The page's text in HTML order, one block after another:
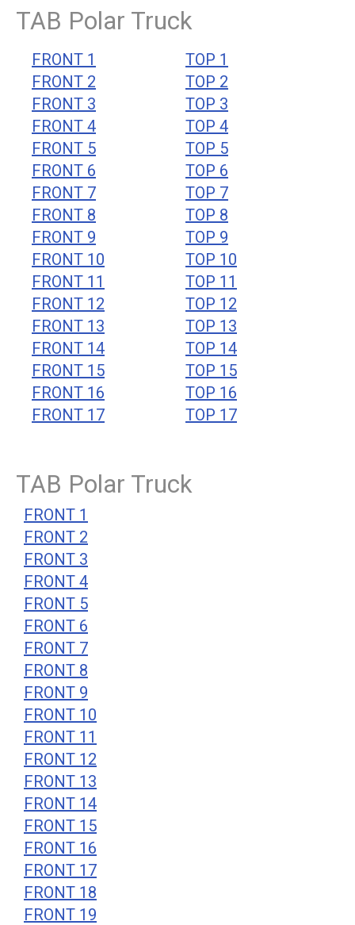
TAB Polar Truck
FRONT 1
FRONT 2
FRONT 3
FRONT 4
FRONT 5
FRONT 6
FRONT 7
FRONT 8
FRONT 9
FRONT 10
FRONT 11
FRONT 12
FRONT 13
FRONT 14
FRONT 15
FRONT 16
FRONT 17
TOP 1
TOP 2
TOP 3
TOP 4
TOP 5
TOP 6
TOP 7
TOP 8
TOP 9
TOP 10
TOP 11
TOP 12
TOP 13
TOP 14
TOP 15
TOP 16
TOP 17
TAB Polar Truck
FRONT 1
FRONT 2
FRONT 3
FRONT 4
FRONT 5
FRONT 6
FRONT 7
FRONT 8
FRONT 9
FRONT 10
FRONT 11
FRONT 12
FRONT 13
FRONT 14
FRONT 15
FRONT 16
FRONT 17
FRONT 18
FRONT 19